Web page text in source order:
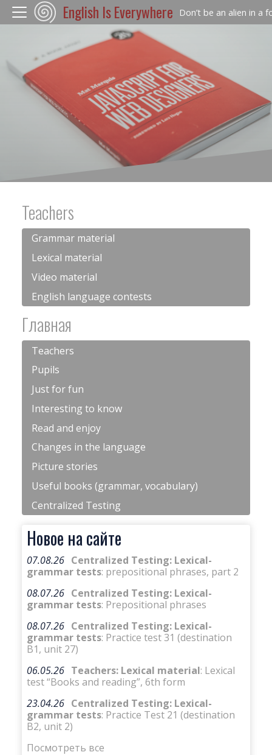
English Is Everywhere Don’t be an alien in a
Teachers
Grammar material
Lexical material
Video material
English language contests
Главная
Teachers
Pupils
Just for fun
Interesting to know
Read and enjoy
Changes in the language
Picture stories
Useful books (grammar, vocabulary)
Centralized Testing
Новое на сайте
07.08.26 Centralized Testing: Lexical-
grammar tests: prepositional phrases, part 2
08.07.26 Centralized Testing: Lexical-
grammar tests: Prepositional phrases
08.07.26 Centralized Testing: Lexical-
grammar tests: Practice test 31 (destination
B1, unit 27)
06.05.26 Teachers: Lexical material: Lexical
test “Books and reading”, 6th form
23.04.26 Centralized Testing: Lexical-
grammar tests: Practice Test 21 (destination
B2, unit 2)
Посмотреть все